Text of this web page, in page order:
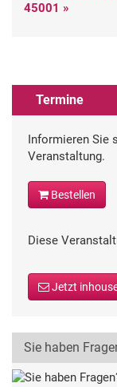
45001 »
Termine
Informieren Sie
Veranstaltung.
Bestellen
Diese
Jetzt
Sie haben